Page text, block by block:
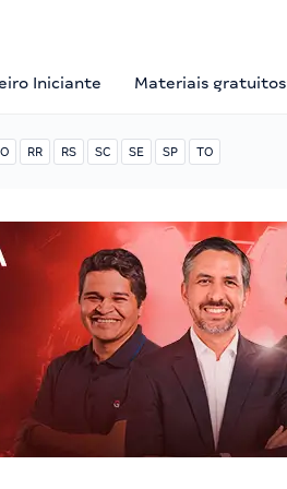
Iniciante Materiais gratuitos
RR RS SC SE SP TO